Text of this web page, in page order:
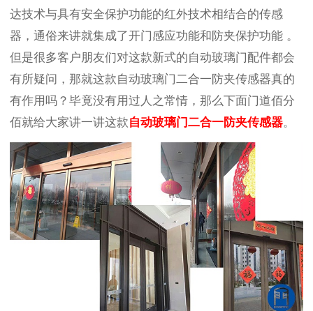
达技术与具有安全保护功能的红外技术相结合的传感
器 ，通俗来讲就集成了开门感应功能和防夹保护功能 。
但是很多客户朋友们对这款新式的自动玻璃门配件都会
有所疑问，那就这款自动玻璃门二合一防夹传感器真的
有作用吗？毕竟没有用过人之常情，那么下面门道佰分
佰就给大家讲一讲这款自动玻璃门二合一防夹传感器。